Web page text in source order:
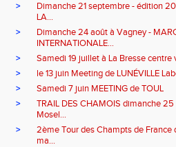
>
Dimanche 21 septembre - édition
LA...
>
Dimanche 24 août à Vagney -
INTERNATIONALE...
>
Samedi 19 juillet à La Bresse
>
le 13 juin Meeting de LUNÉVILLE
>
Samedi 7 juin MEETING de TOUL
>
TRAIL DES CHAMOIS dimanche
Mosel...
>
2ème Tour des Champts de France
ma...